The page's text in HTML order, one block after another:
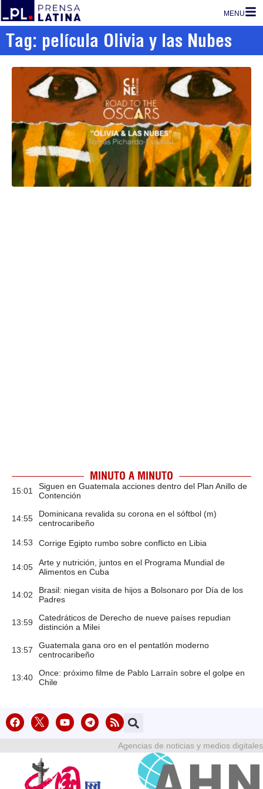
MENU
Tag: película Olivia y las Nubes
MINUTO A MINUTO
15:01
Siguen en Guatemala acciones dentro del Plan Anillo de
Contención
14:55
Dominicana revalida su corona en el sóftbol (m)
centrocaribeño
14:53 Corrige Egipto rumbo sobre conflicto en Libia
14:05
Arte y nutrición, juntos en el Programa Mundial de
Alimentos en Cuba
14:02
Brasil: niegan visita de hijos a Bolsonaro por Día de los
Padres
13:59
Catedráticos de Derecho de nueve países repudian
distinción a Milei
13:57
Guatemala gana oro en el pentatlón moderno
centrocaribeño
13:40
Once: próximo filme de Pablo Larraín sobre el golpe en
Chile
Agencias de noticias y medios digitales